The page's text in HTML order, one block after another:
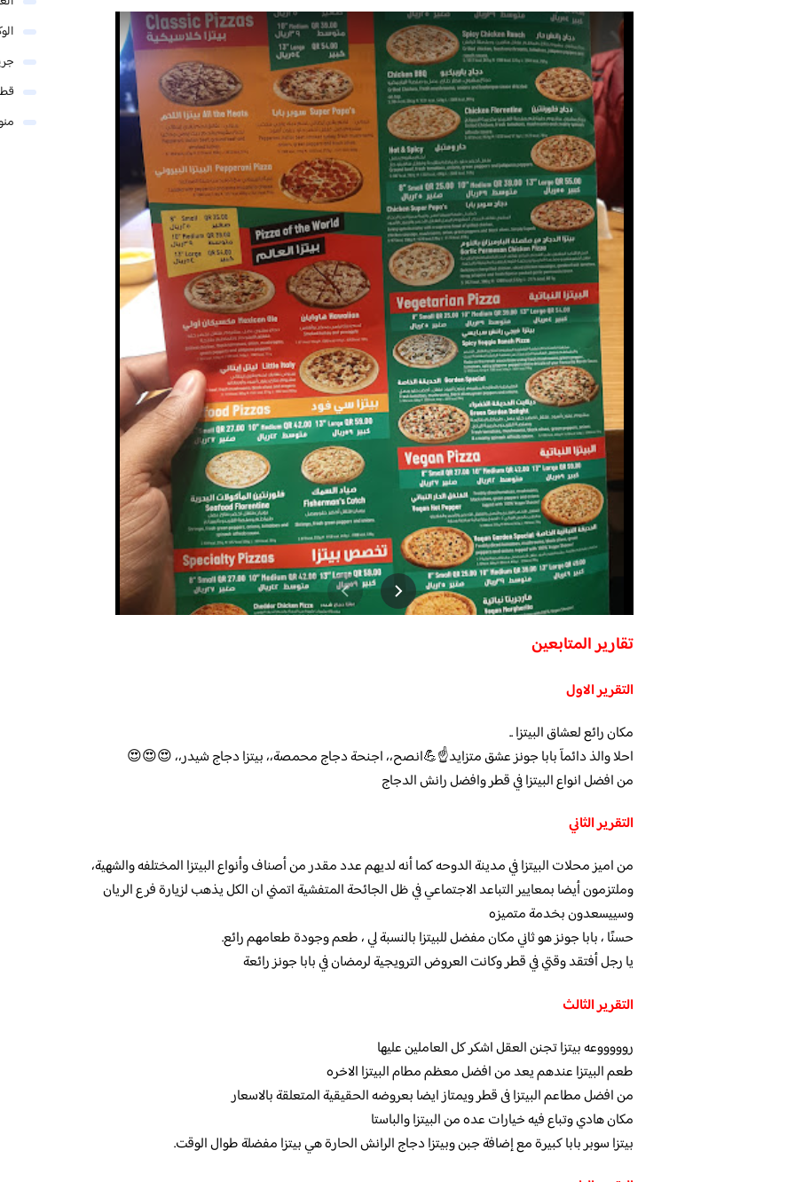
تقارير المتابعين
التقرير الاول
مكان رائع لعشاق البيتزا ..
احلا والذ دائمآ بابا جونز عشق متزايد☝💪انصح،، اجنحة دجاج محمصة،، بيتزا دجاج شيدر،، 😍😍😍
من افضل انواع البيتزا في قطر وافضل رانش الدجاج
التقرير الثاني
من اميز محلات البيتزا في مدينة الدوحه كما أنه لديهم عدد مقدر من أصناف وأنواع البيتزا المختلفه والشهية،
وملتزمون أيضا بمعايير التباعد الاجتماعي في ظل الجائحة المتفشية اتمني ان الكل يذهب لزيارة فرع الريان
وسييسعدون بخدمة متميزه
حسنًا ، بابا جونز هو ثاني مكان مفضل للبيتزا بالنسبة لي ، طعم وجودة طعامهم رائع.
يا رجل أفتقد وقتي في قطر وكانت العروض الترويجية لرمضان في بابا جونز رائعة
التقرير الثالث
روووووعه بيتزا تجنن العقل اشكر كل العاملين عليها
طعم البيتزا عندهم يعد من افضل معظم مطام البيتزا الاخره
من افضل مطاعم البيتزا فى قطر ويمتاز ايضا بعروضه الحقيقية المتعلقة بالاسعار
مكان هادي وتباع فيه خيارات عده من البيتزا والباستا
بيتزا سوبر بابا كبيرة مع إضافة جبن وبيتزا دجاج الرانش الحارة هي بيتزا مفضلة طوال الوقت.